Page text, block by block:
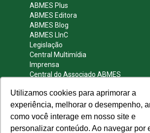
Utilizamos cookies para aprimorar a
experiência, melhorar o desempenho,
como você interage em nosso site e
personalizar conteúdo. Ao navegar por
ABMES Plus
ABMES Editora
ABMES Blog
ABMES LInC
Legislação
Central Multimídia
Imprensa
Central do Associado ABMES